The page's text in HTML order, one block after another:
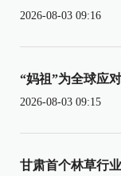
2026-08-03 09:16
“妈祖”为全球应
2026-08-03 09:15
甘肃首个林草行